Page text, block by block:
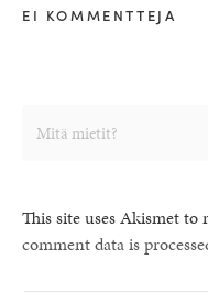
EI KOMMENTTEJA
This site uses Akismet to
comment data is